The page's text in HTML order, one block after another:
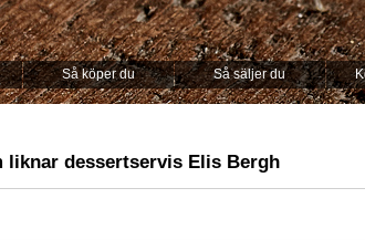
Så köper du Så säljer du
liknar dessertservis Elis Bergh